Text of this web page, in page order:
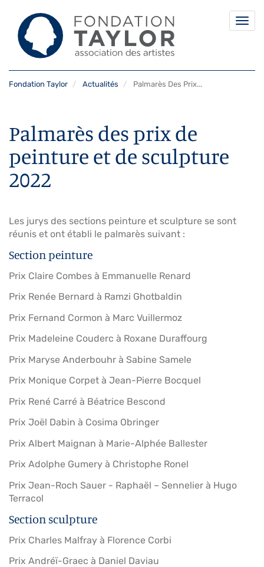
au
Fondation Taylor Actualités Palmarès Des Prix...
Palmarès des prix de
peinture et de sculpture
2022
Les jurys des sections peinture et sculpture se sont
réunis et ont établi le palmarès suivant :
Section peinture
Prix Claire Combes à Emmanuelle Renard
Prix Renée Bernard à Ramzi Ghotbaldin
Prix Fernand Cormon à Marc Vuillermoz
Prix Madeleine Couderc à Roxane Duraffourg
Prix Maryse Anderbouhr à Sabine Samele
Prix Monique Corpet à Jean-Pierre Bocquel
Prix René Carré à Béatrice Bescond
Prix Joël Dabin à Cosima Obringer
Prix Albert Maignan à Marie-Alphée Ballester
Prix Adolphe Gumery à Christophe Ronel
Prix Jean-Roch Sauer - Raphaël – Sennelier à Hugo
Terracol
Section sculpture
Prix Charles Malfray à Florence Corbi
Prix Andréï-Graec à Daniel Daviau